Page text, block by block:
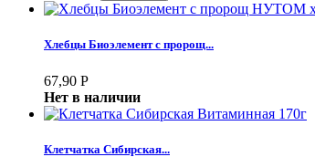
Хлебцы Биоэлемент с пророщ...
67,90 Р
Нет в наличии
Клетчатка Сибирская...